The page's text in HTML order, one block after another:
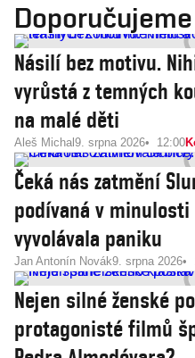
Doporučujeme
Násilí bez motivu.
vyrůstá z temných
na malé děti
Aleš Michal 9. srpna 2026 12:00
Čeká nás zatmění
podívaná v
vyvolávala paniku
Jan Antonín Novák9. srpna 2026
Nejen silné ženské
protagonisté filmů